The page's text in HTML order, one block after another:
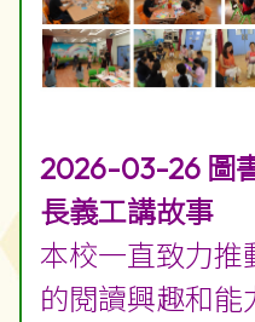
2026-03-26 圖
長義工講故事
本校一直致力推
的閱讀興趣和能